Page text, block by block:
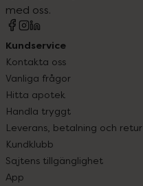
med oss.
Kundservice
Kontakta oss
Vanliga frågor
Hitta apotek
Handla tryggt
Leverans, betalning och retur
Kundklubb
Sajtens tillgänglighet
App